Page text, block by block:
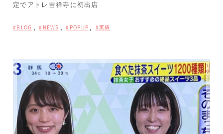
定でアトレ吉祥寺に初出店
BLOG , NEWS , POPUP , 実績